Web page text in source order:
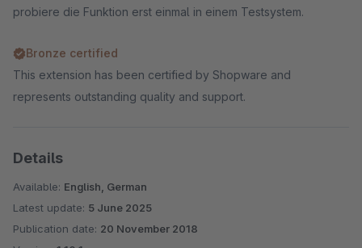
probiere die Funktion erst einmal in einem Testsystem.
Bronze certified
This extension has been certified by Shopware and
represents outstanding quality and support.
Details
Available: English, German
Latest update: 5 June 2025
Publication date: 20 November 2018